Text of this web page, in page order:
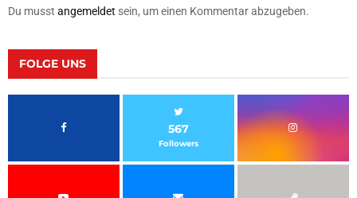
Du musst angemeldet sein, um einen Kommentar abzugeben.
FOLGE UNS
567
Followers